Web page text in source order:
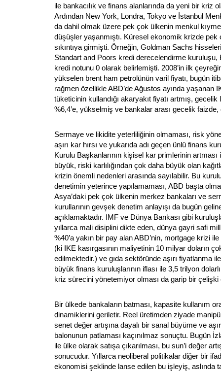
ile bankacılık ve finans alanlarında da yeni bir kriz
Ardından New York, Londra, Tokyo ve İstanbul
da dahil olmak üzere pek çok ülkenin menkul
düşüşler yaşanmıştı. Küresel ekonomik krizde pek
sıkıntıya girmişti. Örneğin, Goldman Sachs
Standart and Poors kredi derecelendirme kuruluşu,
kredi notunu 0 olarak belirlemişti. 2008’in ilk
yükselen brent ham petrolünün varil fiyatı, bugün
rağmen özellikle ABD’de Ağustos ayında yaşanan
tüketicinin kullandığı akaryakıt fiyatı artmış, gecelik
%6,4’e, yükselmiş ve bankalar arası gecelik faizde,
Sermaye ve likidite yeterliliğinin olmaması, risk
aşırı kar hırsı ve yukarıda adı geçen ünlü finans
Kurulu Başkanlarının kişisel kar primlerinin artması
büyük, riski karlılığından çok daha büyük olan
krizin önemli nedenleri arasında sayılabilir. Bu
denetimin yeterince yapılamaması, ABD başta
Asya’daki pek çok ülkenin merkez bankaları ve
kurullarının gevşek denetim anlayışı da bugün
açıklamaktadır. IMF ve Dünya Bankası gibi
yıllarca mali disiplini dikte eden, dünya gayri safi
%40’a yakın bir pay alan ABD’nin, mortgage krizi
(ki IKE kasırgasının maliyetinin 10 milyar doların
edilmektedir.) ve gıda sektöründe aşırı fiyatlanma
büyük finans kuruluşlarının iflası ile 3,5 trilyon
kriz sürecini yönetemiyor olması da garip bir
Bir ülkede bankaların batması, kapasite kullanım
dinamiklerini geriletir. Reel üretimden ziyade
senet değer artışına dayalı bir sanal büyüme ve
balonunun patlaması kaçınılmaz sonuçtu. Bugün
ile ülke olarak satışa çıkarılması, bu sun’i değer
sonucudur. Yıllarca neoliberal politikalar diğer bir
ekonomisi şeklinde lanse edilen bu işleyiş, aslında